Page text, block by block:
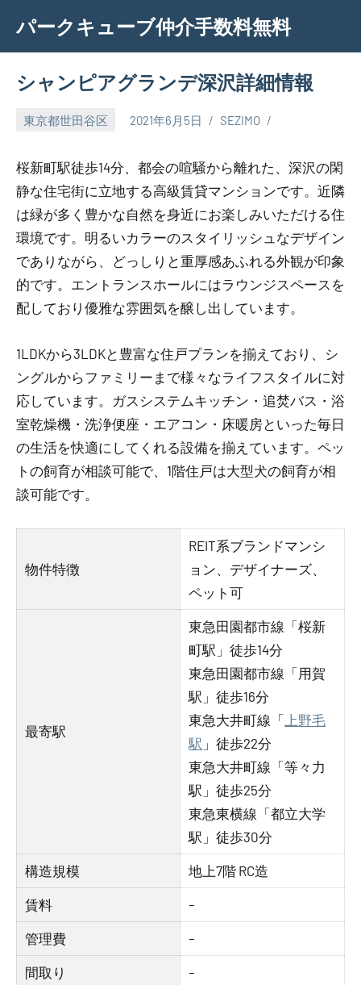
content
パークキューブ仲介手数料無料
シャンピアグランデ深沢詳細情報
東京都世田谷区 2021年6月5日 SEZIMO
桜新町駅徒歩14分、都会の喧騒から離れた、深沢の閑
静な住宅街に立地する高級賃貸マンションです。近隣
は緑が多く豊かな自然を身近にお楽しみいただける住
環境です。明るいカラーのスタイリッシュなデザイン
でありながら、どっしりと重厚感あふれる外観が印象
的です。エントランスホールにはラウンジスペースを
配しており優雅な雰囲気を醸し出しています。
1LDKから3LDKと豊富な住戸プランを揃えており、シ
ングルからファミリーまで様々なライフスタイルに対
応しています。ガスシステムキッチン・追焚バス・浴
室乾燥機・洗浄便座・エアコン・床暖房といった毎日
の生活を快適にしてくれる設備を揃えています。ペッ
トの飼育が相談可能で、1階住戸は大型犬の飼育が相
談可能です。
物件特徴
REIT系ブランドマンシ
ョン、デザイナーズ、
ペット可
最寄駅
東急田園都市線「桜新
町駅」徒歩14分
東急田園都市線「用賀
駅」徒歩16分
東急大井町線「 上野毛
駅 」徒歩22分
東急大井町線「等々力
駅」徒歩25分
東急東横線「都立大学
駅」徒歩30分
構造規模 地上7階 RC造
賃料 –
管理費 –
間取り –